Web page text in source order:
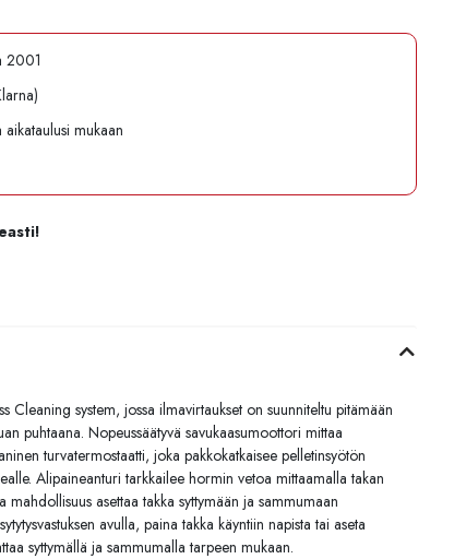
2001
aikataulusi mukaan
Cleaning system, jossa ilmavirtaukset on suunniteltu pitämään
puhtaana. Nopeussäätyvä savukaasumoottori mittaa
turvatermostaatti, joka pakkokatkaisee pelletinsyötön
Alipaineanturi tarkkailee hormin vetoa mittaamalla takan
asettaa takka syttymään ja sammumaan
avulla, paina takka käyntiin napista tai aseta
syttymällä ja sammumalla tarpeen mukaan.